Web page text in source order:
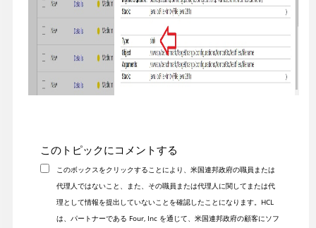
このトピックにコメントする
このボックスをクリックすることにより、米国連邦政府の職員または
代理人ではないこと、また、その職員または代理人に関してまたは代
理として情報を提出していないことを確認したことになります。HCL
は、パートナーである Four, Inc を通じて、米国連邦政府の顧客にソフ